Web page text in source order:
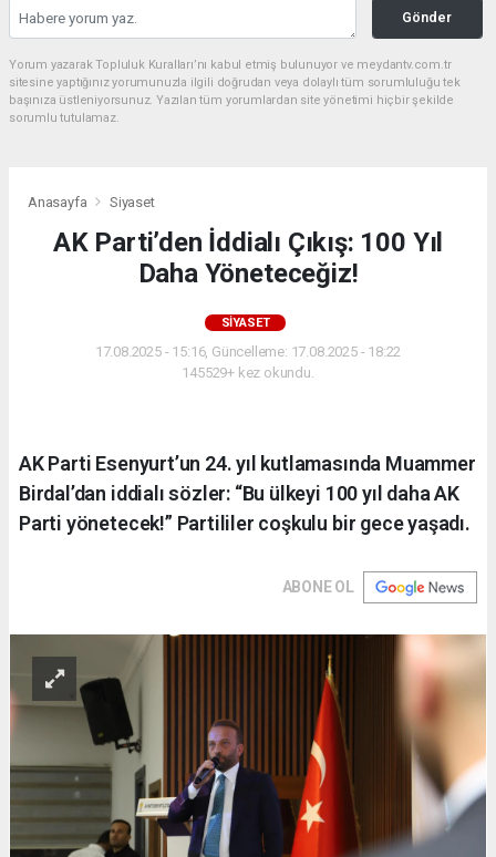
Gönder
Yorum yazarak Topluluk Kuralları’nı kabul etmiş bulunuyor ve meydantv.com.tr
sitesine yaptığınız yorumunuzla ilgili doğrudan veya dolaylı tüm sorumluluğu tek
başınıza üstleniyorsunuz. Yazılan tüm yorumlardan site yönetimi hiçbir şekilde
sorumlu tutulamaz.
Anasayfa Siyaset
AK Parti’den İddialı Çıkış: 100 Yıl
Daha Yöneteceğiz!
SIYASET
17.08.2025 - 15:16, Güncelleme: 17.08.2025 - 18:22
145529+ kez okundu.
AK Parti Esenyurt’un 24. yıl kutlamasında Muammer
Birdal’dan iddialı sözler: “Bu ülkeyi 100 yıl daha AK
Parti yönetecek!” Partililer coşkulu bir gece yaşadı.
ABONE OL